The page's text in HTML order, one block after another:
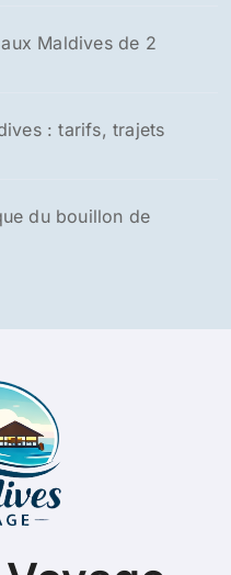
Maldives de 2
: tarifs, trajets
du bouillon de